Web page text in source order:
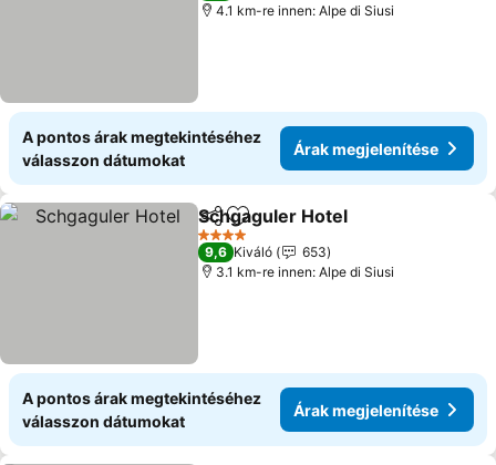
4.1 km-re innen: Alpe di Siusi
A pontos árak megtekintéséhez
válasszon dátumokat
Árak megjelenítése
Megosztás
Hozzáadás a kedvencekhez
Schgaguler Hotel
4 Kategória
9,6 Kiváló
653
3.1 km-re innen: Alpe di Siusi
A pontos árak megtekintéséhez
válasszon dátumokat
Árak megjelenítése